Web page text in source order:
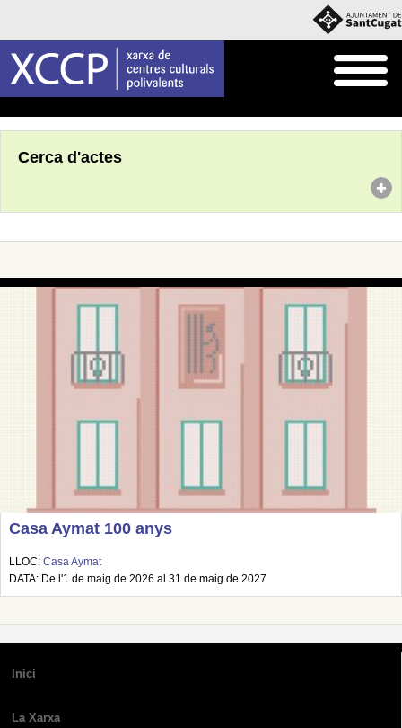
Cerca d'actes
Casa Aymat 100 anys
LLOC: Casa Aymat
DATA: De l'1 de maig de 2026 al 31 de maig de 2027
Inici
La Xarxa